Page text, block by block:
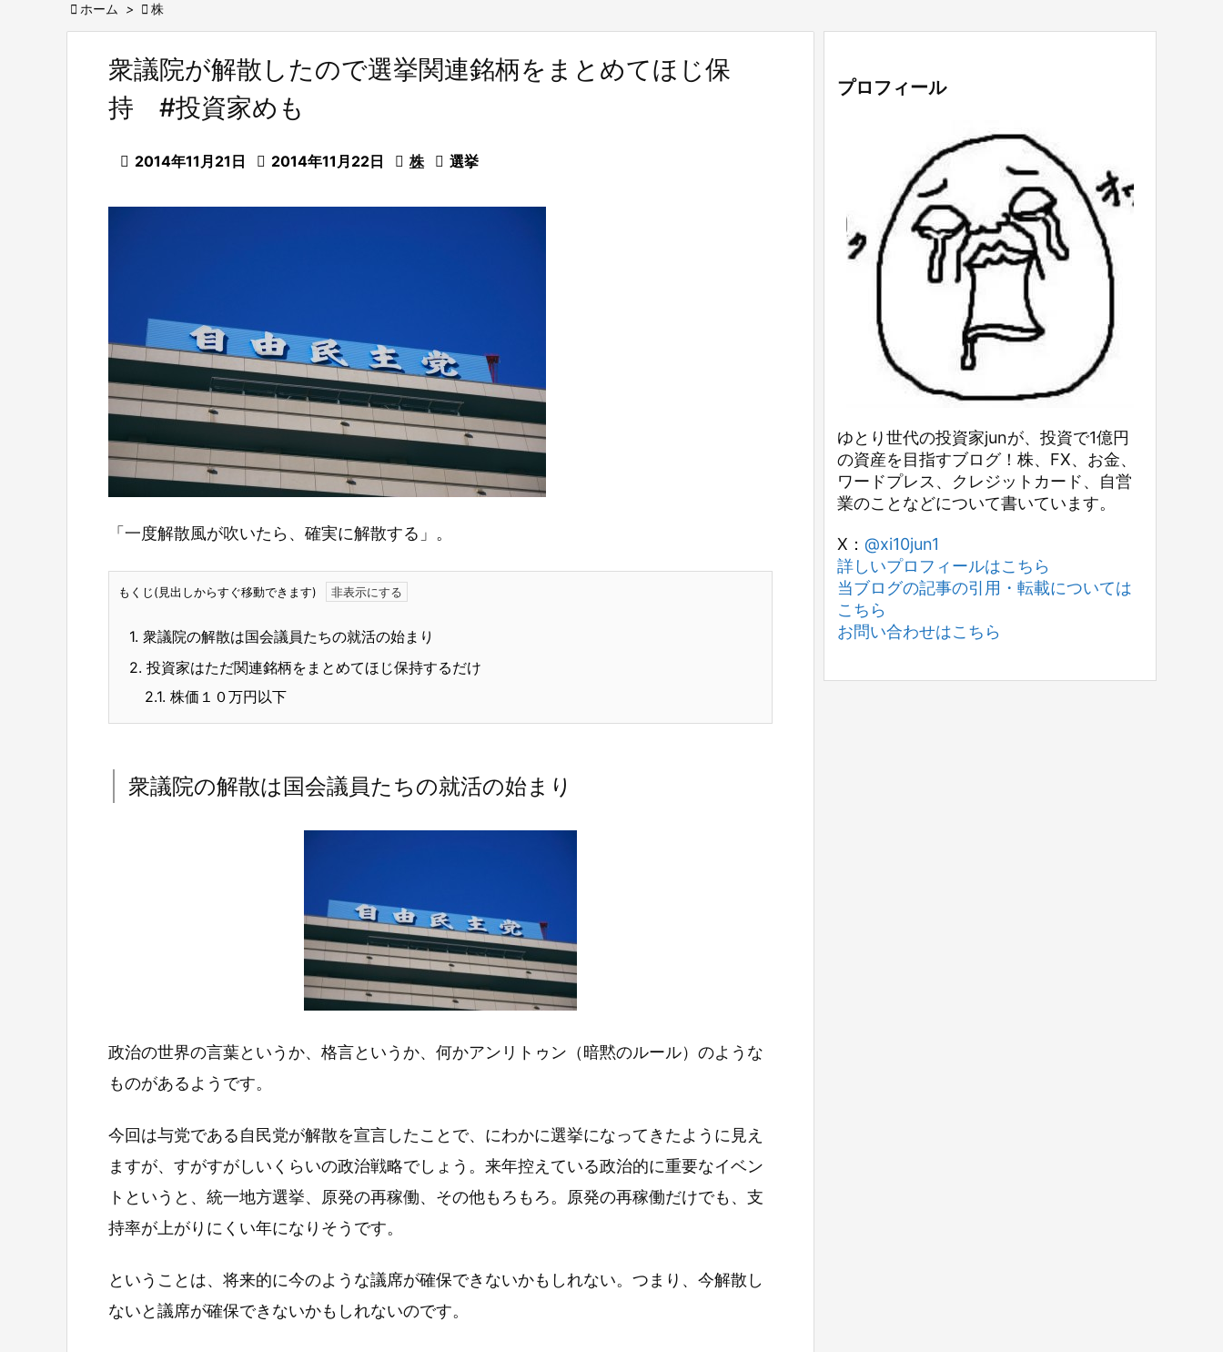
 ホーム >  株
衆議院が解散したので選挙関連銘柄をまとめてほじ保
持 #投資家めも
 2014年11月21日  2014年11月22日  株  選挙
「一度解散風が吹いたら、確実に解散する」。
もくじ(見出しからすぐ移動できます)
1. 衆議院の解散は国会議員たちの就活の始まり
2. 投資家はただ関連銘柄をまとめてほじ保持するだけ
2.1. 株価１０万円以下
衆議院の解散は国会議員たちの就活の始まり
政治の世界の言葉というか、格言というか、何かアンリトゥン（暗黙のルール）のような
ものがあるようです。
今回は与党である自民党が解散を宣言したことで、にわかに選挙になってきたように見え
ますが、すがすがしいくらいの政治戦略でしょう。来年控えている政治的に重要なイベン
トというと、統一地方選挙、原発の再稼働、その他もろもろ。原発の再稼働だけでも、支
持率が上がりにくい年になりそうです。
ということは、将来的に今のような議席が確保できないかもしれない。つまり、今解散し
ないと議席が確保できないかもしれないのです。
プロフィール
ゆとり世代の投資家junが、投資で1億円
の資産を目指すブログ！株、FX、お金、
ワードプレス、クレジットカード、自営
業のことなどについて書いています。
X： @xi10jun1
詳しいプロフィールはこちら
当ブログの記事の引用・転載については
こちら
お問い合わせはこちら